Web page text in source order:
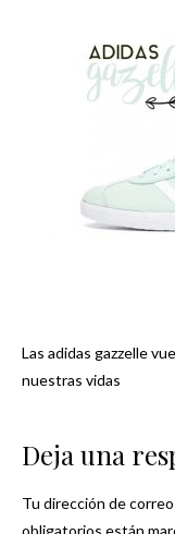
Las adidas gazzelle
nuestras vidas
Deja una
Tu dirección de
obligatorios están